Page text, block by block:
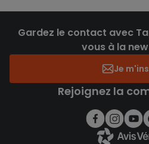
Gardez le contact avec
vous à la
Je
Rejoignez la